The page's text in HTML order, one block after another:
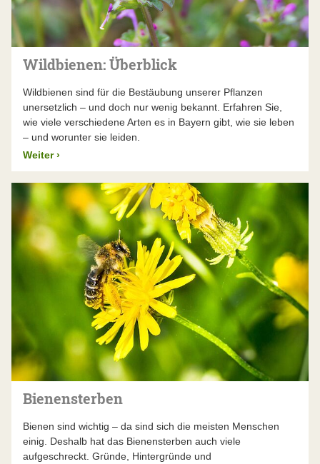
Wildbienen: Überblick
Wildbienen sind für die Bestäubung unserer Pflanzen
unersetzlich – und doch nur wenig bekannt. Erfahren Sie,
wie viele verschiedene Arten es in Bayern gibt, wie sie leben
– und worunter sie leiden.
Weiter ›
Bienensterben
Bienen sind wichtig – da sind sich die meisten Menschen
einig. Deshalb hat das Bienensterben auch viele
aufgeschreckt. Gründe, Hintergründe und